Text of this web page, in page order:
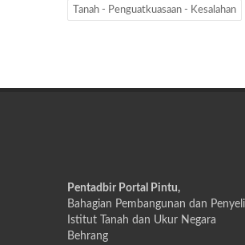
Tanah - Penguatkuasaan - Kesalahan
Pentadbir Portal Pintu,
Bahagian Pembangunan dan
Istitut Tanah dan Ukur Negara
Behrang